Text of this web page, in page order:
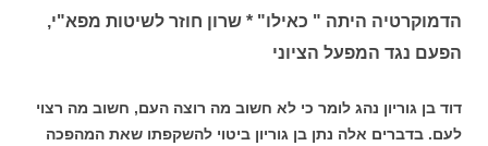
הדמוקרטיה היתה " כאילו" * שרון חוזר לשיטות מפא"י,
הפעם נגד המפעל הציוני
דוד בן גוריון נהג לומר כי לא חשוב מה רוצה העם, חשוב מה רצוי
לעם. בדברים אלה נתן בן גוריון ביטוי להשקפתו שאת המהפכה